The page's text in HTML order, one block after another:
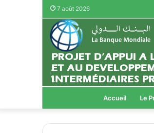
7 août 2026
Accueil Le